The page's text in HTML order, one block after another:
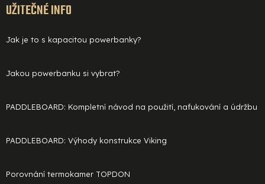
UŽITEČNÉ INFO
Jak je to s kapacitou powerbanky?
Jakou powerbanku si vybrat?
PADDLEBOARD: Kompletní návod na použití, nafukování a údržbu
PADDLEBOARD: Výhody konstrukce Viking
Porovnání termokamer TOPDON